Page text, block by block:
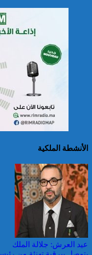
حرائق الغابات : الاتحاد
الأوروبي يعبئ إمكانياته
لدعم فرنسا والبرتغال
25 قتيلا و2823 جريحا
حصيلة حوادث السير
بالمناطق الحضرية خلال
الأسبوع المنصرم
الأنشطة الملكية
عيد العرش: جلالة الملك